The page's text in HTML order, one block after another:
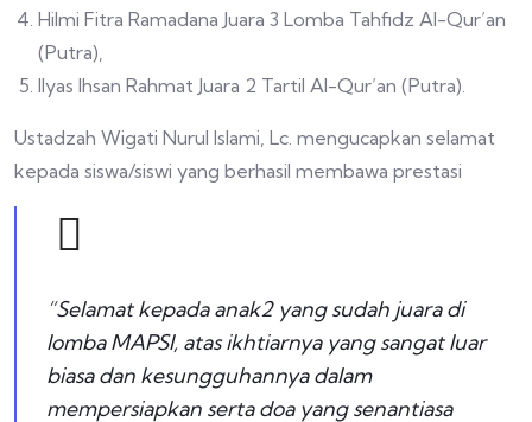
Hilmi Fitra Ramadana Juara 3 Lomba Tahfidz Al-Qur’an
(Putra),
Ilyas Ihsan Rahmat Juara 2 Tartil Al-Qur’an (Putra).
Ustadzah Wigati Nurul Islami, Lc. mengucapkan selamat
kepada siswa/siswi yang berhasil membawa prestasi
“Selamat kepada anak2 yang sudah juara di
lomba MAPSI, atas ikhtiarnya yang sangat luar
biasa dan kesungguhannya dalam
mempersiapkan serta doa yang senantiasa